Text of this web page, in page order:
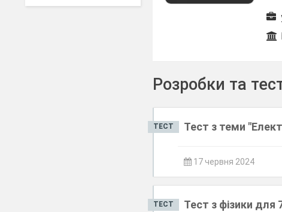
Розробки та
ТЕСТ Тест з теми
17 червня 2024
ТЕСТ Тест з фізики для